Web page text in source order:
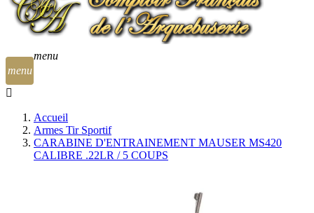
menu
menu
Accueil
Armes Tir Sportif
CARABINE D'ENTRAINEMENT MAUSER MS420
CALIBRE .22LR / 5 COUPS